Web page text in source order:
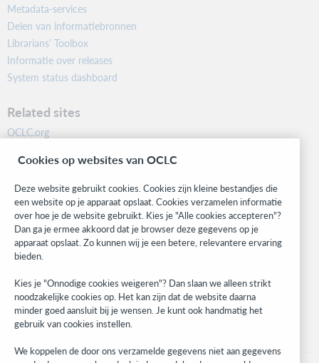
Metadata-services
Delen van informatiebronnen
Librarians’ Toolbox
Informatie over releases
System status dashboard
Related sites
OCLC.org
Community
Research
WebJunction
Developer Network
Stay in the know.
Get the latest product updates, research, events, and much more—
right to your inbox.
Subscribe now
Cookies op websites van OCLC
Deze website gebruikt cookies. Cookies zijn kleine bestandjes die
een website op je apparaat opslaat. Cookies verzamelen informatie
over hoe je de website gebruikt. Kies je "Alle cookies accepteren"?
Dan ga je ermee akkoord dat je browser deze gegevens op je
apparaat opslaat. Zo kunnen wij je een betere, relevantere ervaring
bieden.
Kies je "Onnodige cookies weigeren"? Dan slaan we alleen strikt
noodzakelijke cookies op. Het kan zijn dat de website daarna
minder goed aansluit bij je wensen. Je kunt ook handmatig het
gebruik van cookies instellen.
We koppelen de door ons verzamelde gegevens niet aan gegevens